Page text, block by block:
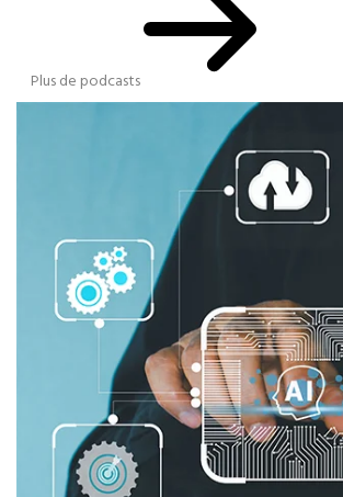
Plus de podcasts